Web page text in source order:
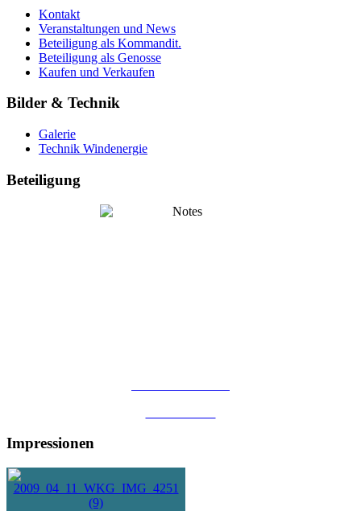
Kontakt
Veranstaltungen und News
Beteiligung als Kommandit.
Beteiligung als Genosse
Kaufen und Verkaufen
Bilder & Technik
Galerie
Technik Windenergie
Beteiligung
Impressionen